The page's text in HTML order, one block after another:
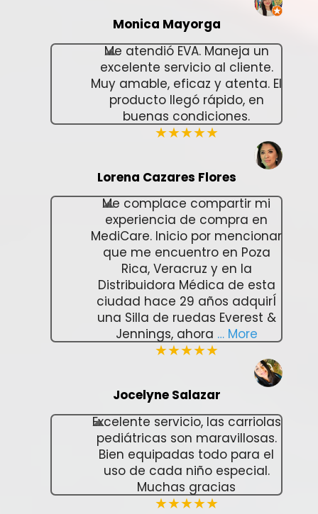
Monica Mayorga
Me atendió EVA. Maneja un
excelente servicio al cliente.
Muy amable, eficaz y atenta. El
producto llegó rápido, en
buenas condiciones.
★★★★★
Lorena Cazares Flores
Me complace compartir mi
experiencia de compra en
MediCare. Inicio por mencionar
que me encuentro en Poza
Rica, Veracruz y en la
Distribuidora Médica de esta
ciudad hace 29 años adquirÍ
una Silla de ruedas Everest &
Jennings, ahora … More
★★★★★
Jocelyne Salazar
Excelente servicio, las carriolas
pediátricas son maravillosas.
Bien equipadas todo para el
uso de cada niño especial.
Muchas gracias
★★★★★